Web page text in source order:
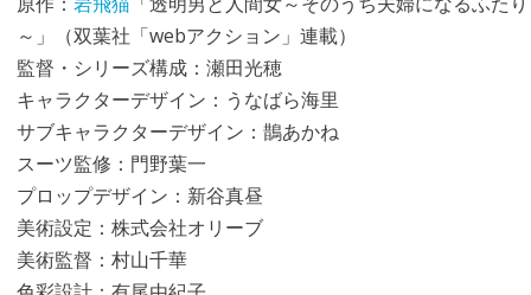
～」（双葉社「webアクション」連載）
監督・シリーズ構成：瀬田光穂
キャラクターデザイン：うなばら海里
サブキャラクターデザイン：鵲あかね
スーツ監修：門野葉一
プロップデザイン：新谷真昼
美術設定：株式会社オリーブ
美術監督：村山千華